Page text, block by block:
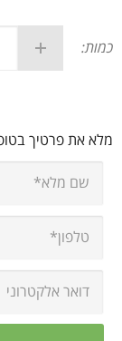
כמות:
מלא את פרטיך